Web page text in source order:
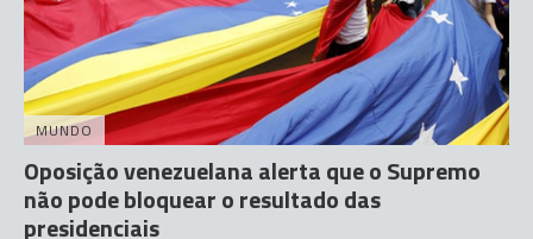
MUNDO
Oposição venezuelana alerta que o Supremo
não pode bloquear o resultado das
presidenciais